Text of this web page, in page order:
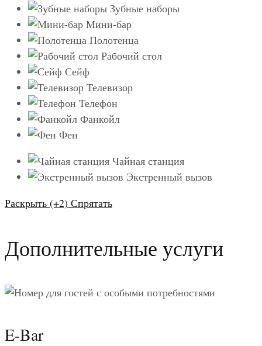
Зубные наборы
Мини-бар
Полотенца
Рабочий стол
Сейф
Телевизор
Телефон
Фанкойл
Фен
Чайная станция
Экстренный вызов
Раскрыть (+2) Спрятать
Дополнительные услуги
E-Bar